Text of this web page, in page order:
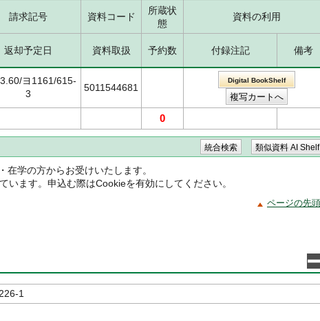
請求記号 資料コード
所蔵状
態
資料の利用
返却予定日 資料取扱 予約数 付録注記 備考
ヨ1161/615-
3
5011544681
Digital BookShelf
0
在学の方からお受けいたします。
います。申込む際はCookieを有効にしてください。
ページの先
1